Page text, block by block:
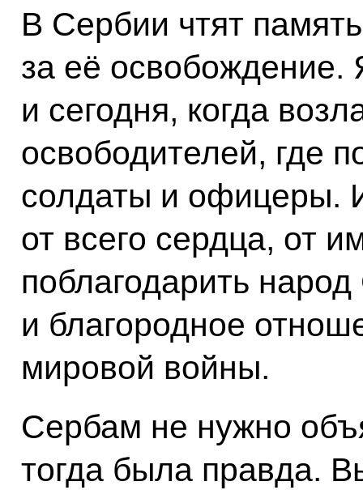
В Сербии чтят
за её освобождение.
и сегодня, когда
освободителей, где
солдаты и офицеры.
от всего сердца, от
поблагодарить
и благородное
мировой войны.
Сербам не нужно
тогда была правда.